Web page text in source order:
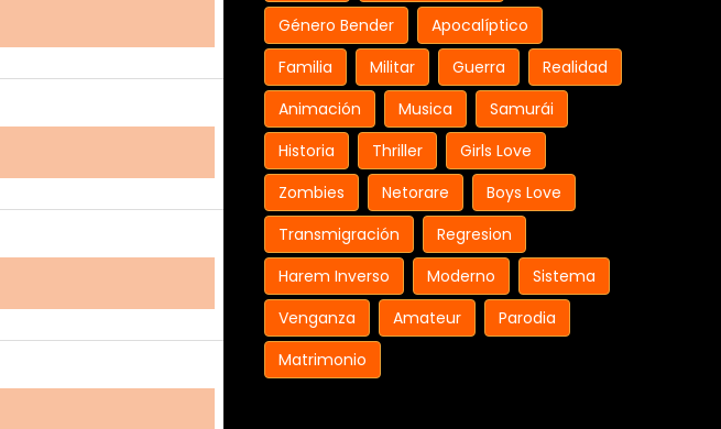
Género Bender
Apocalíptico
Familia
Militar Guerra
Realidad
Animación
Musica
Samurái
Historia
Thriller
Girls Love
Zombies
Netorare
Boys Love
Transmigración
Regresion
Harem Inverso
Moderno
Sistema
Venganza
Amateur
Parodia
Matrimonio